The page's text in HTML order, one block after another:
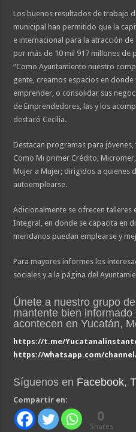
Los buenos resultados de trabajo
municipal han permitido que la
e internacional para la atracción
por más de 10 mil 917 millones de
“Como Ayuntamiento nuestro
gente, creamos espacios en
emprender, o consolidar sus
de Emprendedores, las y los
destacó Cecilia.
Destacan programas para
Como Mi primer Crédito,
Mujer a Mujer; dirigidos a quienes
autoemplearse.
Adicionalmente se ofrecen talleres
Integral, en donde se capacita en
meridanos puedan emplearse y
Para mayores informes los
sociales y a la página del
Únete a nuestro grupo
mantente bien
acontecen en Yucatán,
https://t.me/
https://whatsapp.com/channel/
Síguenos en Facebook,
Compartir en:
0
Shares